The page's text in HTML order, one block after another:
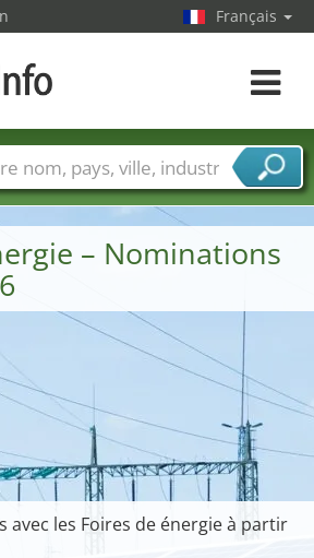
– Nominations
avec les Foires de énergie à partir
Français
Toggle
Villes
Secteurs de foire
de services